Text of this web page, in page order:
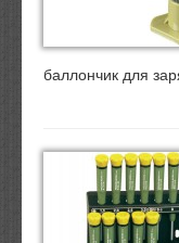
баллончик для